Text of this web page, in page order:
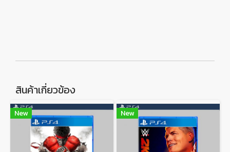
สินค้าเกี่ยวข้อง
New New